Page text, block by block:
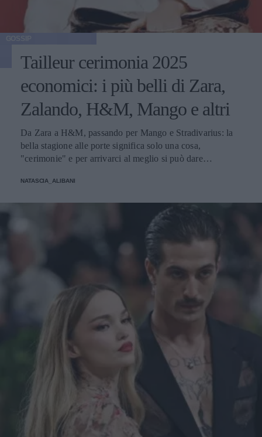
Tailleur cerimonia 2025
economici: i più belli di Zara,
Zalando, H&M, Mango e altri
Da Zara a H&M, passando per Mango e Stradivarius: la
bella stagione alle porte significa solo una cosa,
"cerimonie" e per arrivarci al meglio si può dare
NATASCIA_ALIBANI